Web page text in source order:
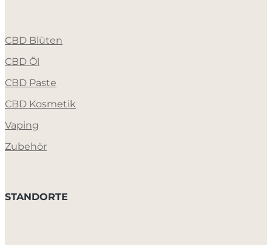
CBD Blüten
CBD Öl
CBD Paste
CBD Kosmetik
Vaping
Zubehör
STANDORTE